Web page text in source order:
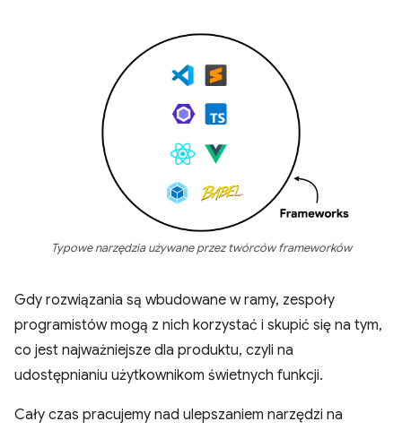
Typowe narzędzia używane przez twórców frameworków
Gdy rozwiązania są wbudowane w ramy, zespoły
programistów mogą z nich korzystać i skupić się na tym,
co jest najważniejsze dla produktu, czyli na
udostępnianiu użytkownikom świetnych funkcji.
Cały czas pracujemy nad ulepszaniem narzędzi na